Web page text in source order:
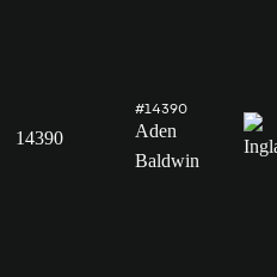
14390
#14390
Aden
Baldwin